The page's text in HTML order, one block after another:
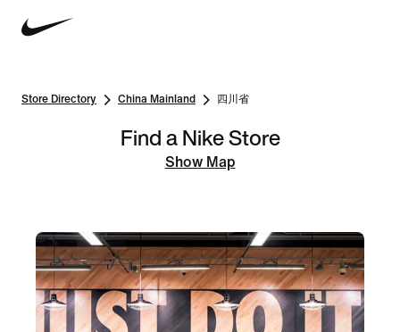
Store Directory China Mainland 四川省
Find a Nike Store
Show Map